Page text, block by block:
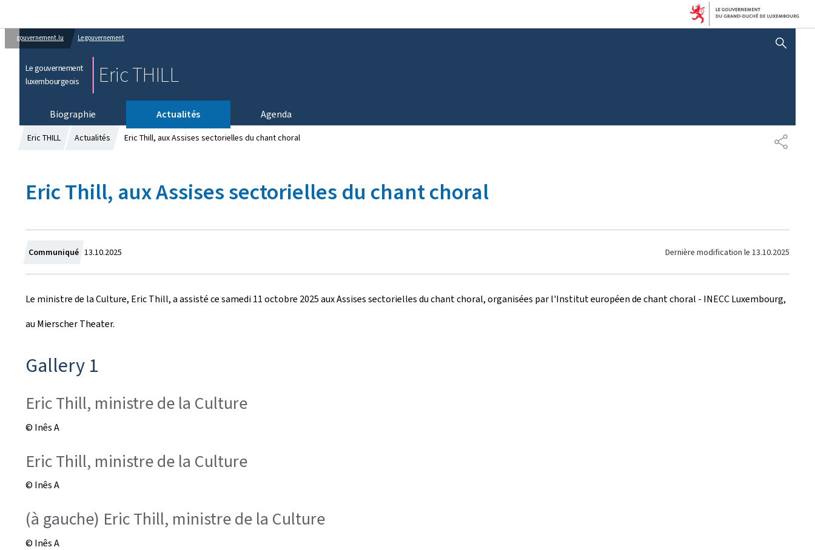
gouvernement.lu Le gouvernement
Le gouvernement
luxembourgeois
Eric THILL
AFFICHER / MASQUER LA RECHERCHE
Biographie Actualités Agenda
P
A
Eric THILL Actualités Eric Thill, aux Assises sectorielles du chant choral
Eric Thill, aux Assises sectorielles du chant choral
Communiqué C
r
é
e
13.10.2025 Dernière modification le 13.10.2025
Le ministre de la Culture, Eric Thill, a assisté ce samedi 11 octobre 2025 aux Assises sectorielles du chant choral, organisées par l'Institut européen de chant choral - INECC Luxembourg,
au Mierscher Theater.
Gallery 1
Eric Thill, ministre de la Culture
© Inês A
Eric Thill, ministre de la Culture
© Inês A
(à gauche) Eric Thill, ministre de la Culture
© Inês A